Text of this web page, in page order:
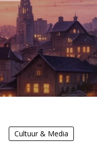
Cultuur & Media